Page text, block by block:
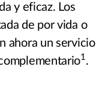
y eficaz. Los
de por vida o
ahora un servicio
1.